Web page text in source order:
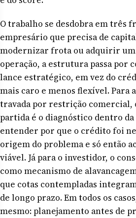
O trabalho se desdobra em três
empresário que precisa de
modernizar frota ou adquirir um
operação, a estrutura passa por
lance estratégico, em vez do
mais caro e menos flexível. Para
travada por restrição comercial,
partida é o diagnóstico dentro
entender por que o crédito foi
origem do problema e só então
viável. Já para o investidor, o
como mecanismo de
que cotas contempladas
de longo prazo. Em todos os
mesmo: planejamento antes de